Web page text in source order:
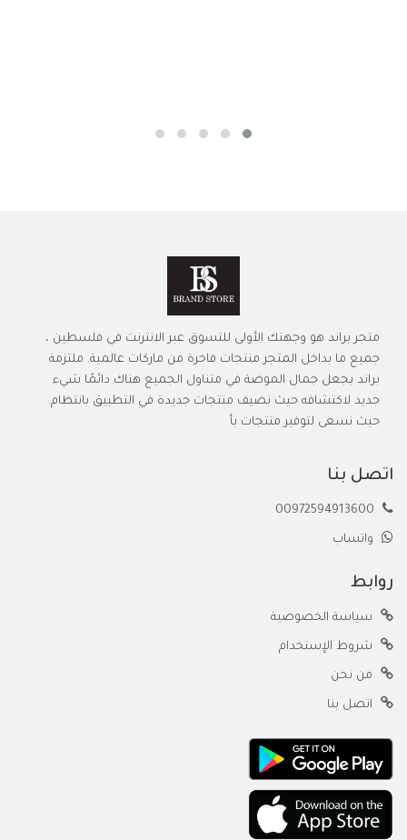
متجر براند هو وجهتك الأولى للتسوق عبر الانترنت في فلسطين ،
جميع ما بداخل المتجر منتجات فاخرة من ماركات عالمية. ملتزمة
براند بجعل جمال الموضة في متناول الجميع هناك دائمًا شيء
جديد لاكتشافه حيث نضيف منتجات جديدة في التطبيق بانتظام.
حيث نسعى لتوفير منتجات بأ
اتصل بنا
واتساب
روابط
سياسة الخصوصية
شروط الإستخدام
من نحن
اتصل بنا